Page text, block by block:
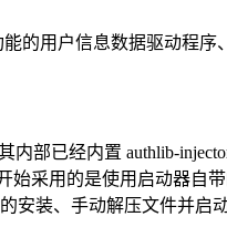
的用户信息数据驱动程
内部已经内置 authlib-
采用的是使用启动器自
安装、手动解压文件并启